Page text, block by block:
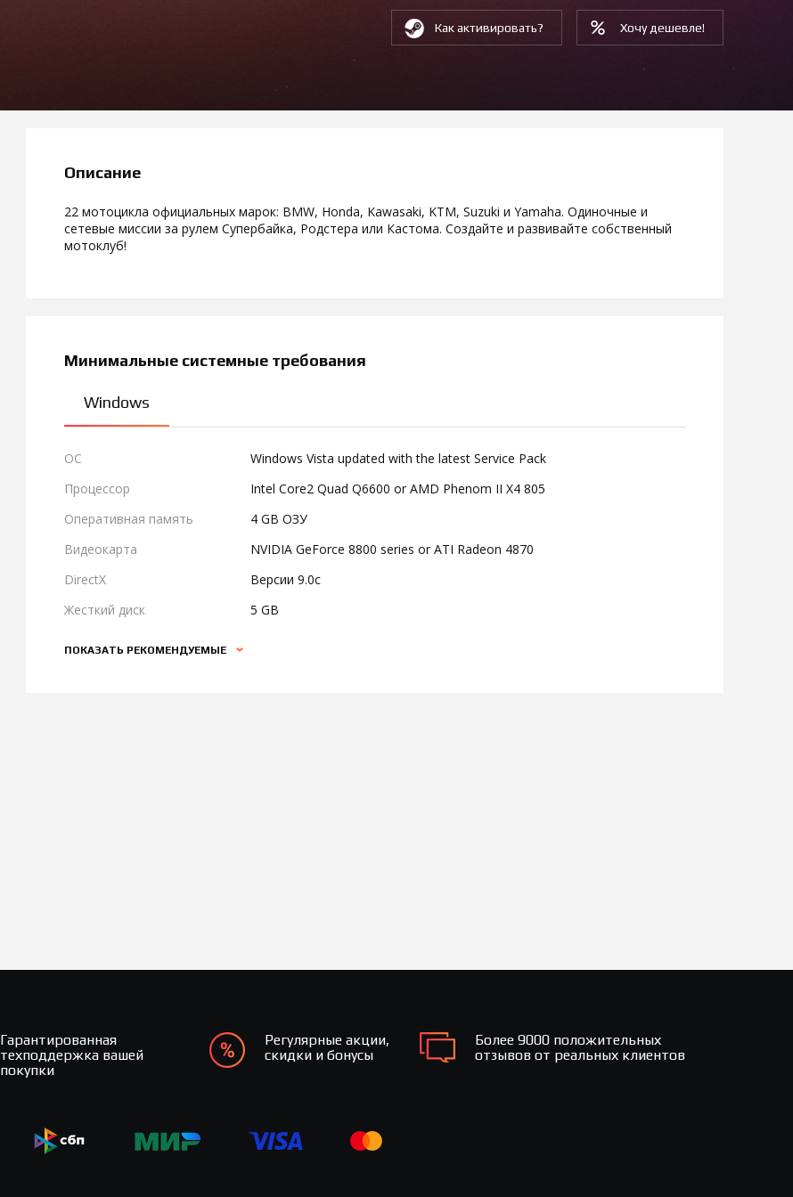
Как активировать? Хочу дешевле!
Описание
22 мотоцикла официальных марок: BMW, Honda, Kawasaki, KTM, Suzuki и Yamaha. Одиночные и
сетевые миссии за рулем Супербайка, Родстера или Кастома. Создайте и развивайте собственный
мотоклуб!
Минимальные системные требования
Windows
ОС
Windows Vista updated with the latest Service Pack
Процессор
Intel Core2 Quad Q6600 or AMD Phenom II X4 805
Оперативная память
4 GB ОЗУ
Видеокарта
NVIDIA GeForce 8800 series or ATI Radeon 4870
DirectX
Версии 9.0c
Жесткий диск
5 GB
ПОКАЗАТЬ РЕКОМЕНДУЕМЫЕ
Гарантированная
техподдержка вашей
покупки
Регулярные акции,
скидки и бонусы
Более 9000 положительных
отзывов от реальных клиентов